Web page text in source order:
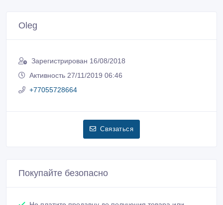
Oleg
Зарегистрирован 16/08/2018
Активность 27/11/2019 06:46
+77055728664
Связаться
Покупайте безопасно